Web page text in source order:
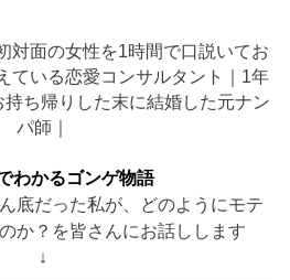
対面の女性を1時間で口説いてお
ている恋愛コンサルタント｜1年
ち帰りした末に結婚した元ナン
パ師｜
わかるゴンゲ物語
底だった私が、どのようにモテ
か？を皆さんにお話しします
↓